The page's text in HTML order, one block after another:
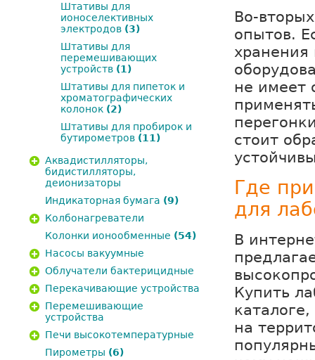
Во-
опытов.
хранения
не имеет
стоит
Где
для
В
Купить
на
Штативы для
ионоселективных
электродов (3)
Штативы для
перемешивающих
устройств (1)
Штативы для пипеток и
хроматографических
колонок (2)
Штативы для пробирок и
бутирометров (11)
Аквадистилляторы,
бидистилляторы,
деионизаторы
Индикаторная бумага (9)
Колбонагреватели
Колонки ионообменные (54)
Насосы вакуумные
Облучатели бактерицидные
Перекачивающие устройства
Перемешивающие
устройства
Печи высокотемпературные
Пирометры (6)